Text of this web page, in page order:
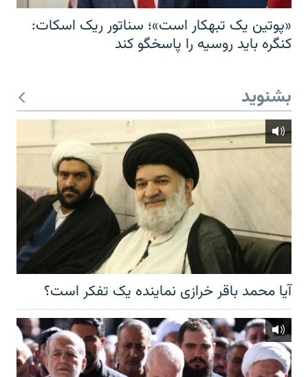
«پوتین یک تبهکار است»؛ سناتور ریک اسکات:
کنگره باید روسیه را پاسخگو کند
بشنوید
آیا محمد باقر خرازی نماینده یک تفکر است؟